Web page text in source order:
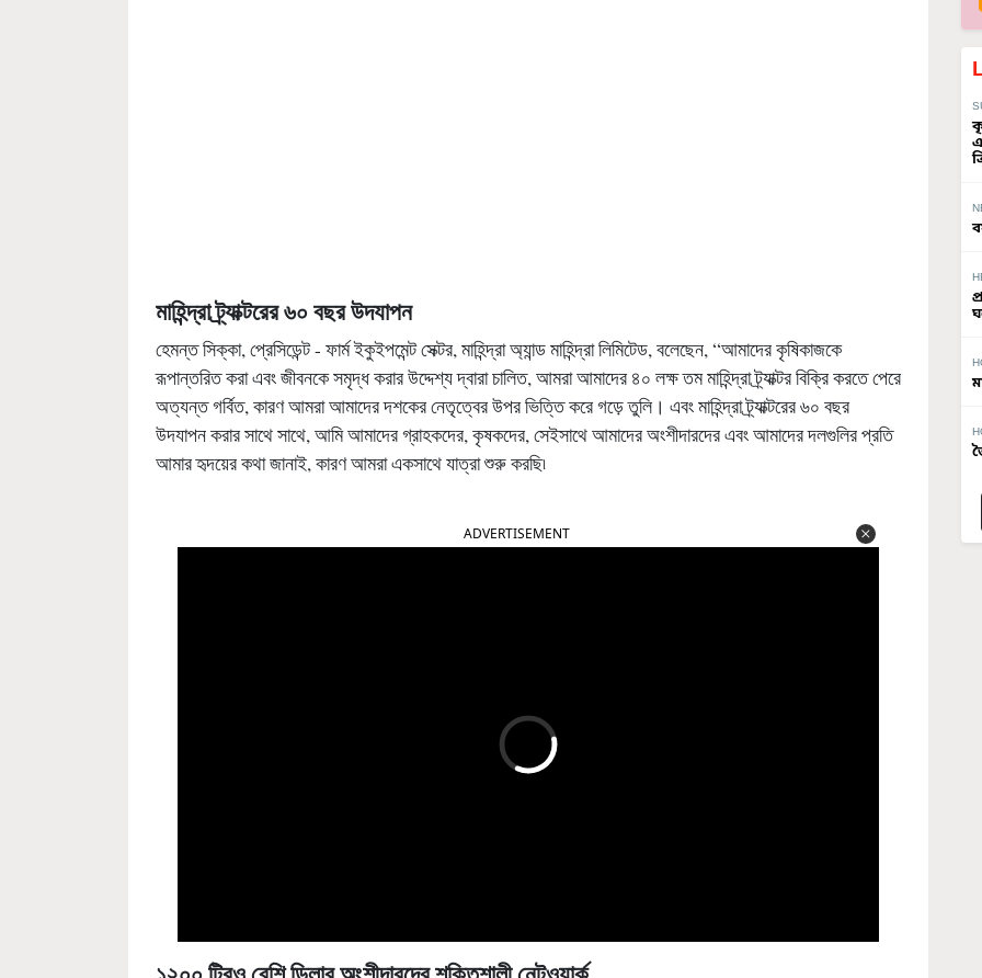
মাহিন্দ্রা ট্র্যাক্টরের ৬০ বছর উদযাপন
হেমন্ত সিক্কা, প্রেসিডেন্ট - ফার্ম ইকুইপমেন্ট সেক্টর, মাহিন্দ্রা অ্যান্ড মাহিন্দ্রা লিমিটেড, বলেছেন, “আমাদের কৃষিকাজকে
রূপান্তরিত করা এবং জীবনকে সমৃদ্ধ করার উদ্দেশ্য দ্বারা চালিত, আমরা আমাদের ৪০ লক্ষ তম মাহিন্দ্রা ট্র্যাক্টর বিক্রি করতে পেরে
অত্যন্ত গর্বিত, কারণ আমরা আমাদের দশকের নেতৃত্বের উপর ভিত্তি করে গড়ে তুলি। এবং মাহিন্দ্রা ট্র্যাক্টরের ৬০ বছর
উদযাপন করার সাথে সাথে, আমি আমাদের গ্রাহকদের, কৃষকদের, সেইসাথে আমাদের অংশীদারদের এবং আমাদের দলগুলির প্রতি
আমার হৃদয়ের কথা জানাই, কারণ আমরা একসাথে যাত্রা শুরু করছি৷
১২০০ টিরও বেশি ডিলার অংশীদারদের শক্তিশালী নেটওয়ার্ক